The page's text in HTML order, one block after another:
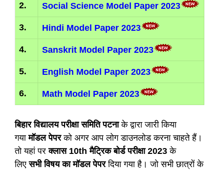
2. Social Science Model Paper 2023
3. Hindi Model Paper 2023
4. Sanskrit Model Paper 2023
5. English Model Paper 2023
6. Math Model Paper 2023
बिहार विद्यालय परीक्षा समिति पटनाके द्वारा जारी किया
गयामॉडल पेपरको अगर आप लोग डाउनलोड करना चाहते हैं।
तो यहां पर क्लास 10th मैट्रिक बोर्ड परीक्षा 2023 के
लिएसभी विषय का मॉडल पेपरदिया गया है। जो सभी छात्रों के